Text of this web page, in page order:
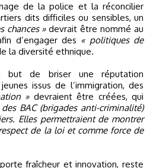
de la police et la réconcilier
dits difficiles ou sensibles, un
chances »devrait être nommé au
d’engager des « politiques de
la diversité ethnique.
but de briser une réputation
issus de l’immigration, des
»devraient être créées, qui
BAC (brigades anti-criminalité)
Elles permettraient de montrer
de la loi et comme force de
fraîcheur et innovation, reste